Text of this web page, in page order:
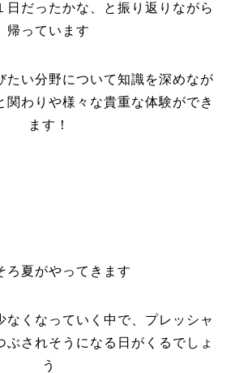
日だったかな、と振り返りながら
帰っています
たい分野について知識を深めなが
関わりや様々な貴重な体験ができ
ます！
ろ夏がやってきます
なくなっていく中で、プレッシャ
ぶされそうになる日がくるでしょ
う